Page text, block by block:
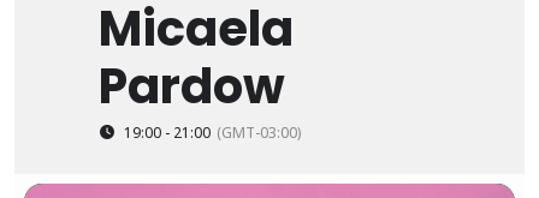
Micaela
Pardow
19:00 - 21:00 (GMT-03:00)